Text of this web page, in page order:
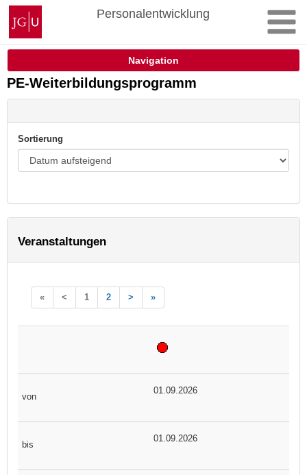
Zum
Inhalt
springen
Johannes
Gutenberg-
Universität
Personalentwicklung
Navigation
PE-Weiterbildungsprogramm
Sortierung
Veranstaltungen
« < 1 2 > »
01.09.2026
01.09.2026